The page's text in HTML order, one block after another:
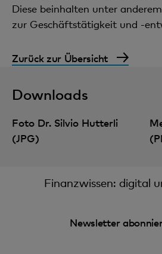
Diese beinhalten unter
zur Geschäftstätigkeit und -
Zurück zur Übersicht
Downloads
Foto Dr. Silvio Hutterli
(JPG)
Finanzwissen: digital
Newsletter